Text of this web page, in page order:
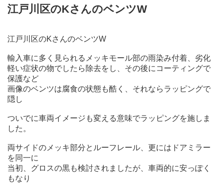
江戸川区のKさんのベンツW
江戸川区のKさんのベンツW
輸入車に多く見られるメッキモール部の雨染み付着、劣化
軽い症状の物でしたら除去をし、その後にコーティングで
保護など
画像のベンツは腐食の状態も酷く、それならラッピングで
隠し
ついでに車両イメージも変える意味でラッピングを施しま
した。
両サイドのメッキ部分とルーフレール、更にはドアミラー
を同一に
当初、グロスの黒も検討されましたが、車両的に安っぽく
もなり